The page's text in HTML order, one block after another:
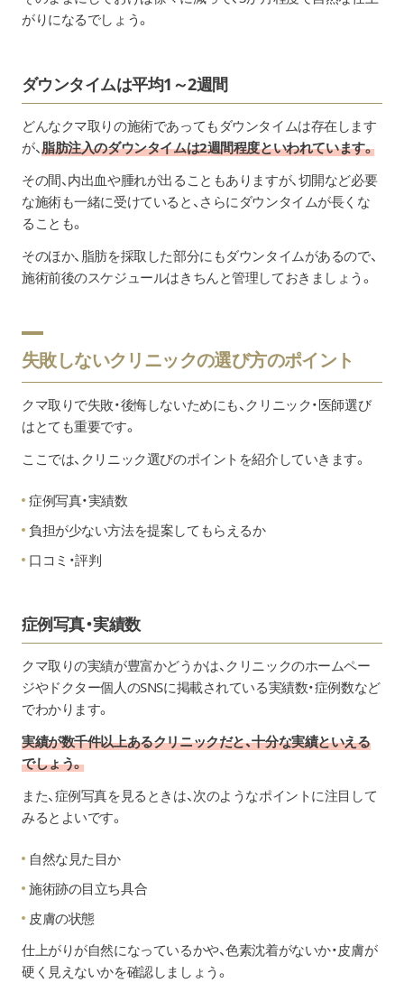
がりになるでしょう。
ダウンタイムは平均1～2週間
どんなクマ取りの施術であってもダウンタイムは存在します
が、脂肪注入のダウンタイムは2週間程度といわれています。
その間、内出血や腫れが出ることもありますが、切開など必要
な施術も一緒に受けていると、さらにダウンタイムが長くな
ることも。
そのほか、脂肪を採取した部分にもダウンタイムがあるので、
施術前後のスケジュールはきちんと管理しておきましょう。
失敗しないクリニックの選び方のポイント
クマ取りで失敗・後悔しないためにも、クリニック・医師選び
はとても重要です。
ここでは、クリニック選びのポイントを紹介していきます。
症例写真・実績数
負担が少ない方法を提案してもらえるか
口コミ・評判
症例写真・実績数
クマ取りの実績が豊富かどうかは、クリニックのホームペー
ジやドクター個人のSNSに掲載されている実績数・症例数など
でわかります。
実績が数千件以上あるクリニックだと、十分な実績といえる
でしょう。
また、症例写真を見るときは、次のようなポイントに注目して
みるとよいです。
自然な見た目か
施術跡の目立ち具合
皮膚の状態
仕上がりが自然になっているかや、色素沈着がないか・皮膚が
硬く見えないかを確認しましょう。